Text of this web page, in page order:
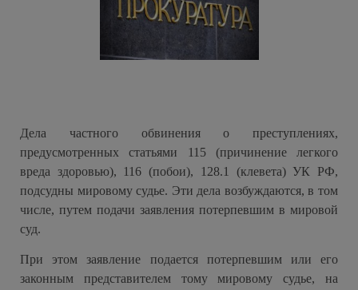
Дела частного обвинения о преступлениях,
предусмотренных статьями 115 (причинение легкого
вреда здоровью), 116 (побои), 128.1 (клевета) УК РФ,
подсудны мировому судье. Эти дела возбуждаются, в том
числе, путем подачи заявления потерпевшим в мировой
суд.
При этом заявление подается потерпевшим или его
законным представителем тому мировому судье, на